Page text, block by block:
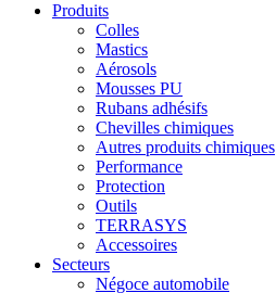
Produits
Colles
Mastics
Aérosols
Mousses PU
Rubans adhésifs
Chevilles chimiques
Autres produits chimiques
Performance
Protection
Outils
TERRASYS
Accessoires
Secteurs
Négoce automobile